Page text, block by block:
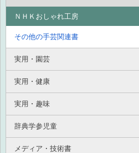
ＮＨＫおしゃれ工房
その他の手芸関連書
実用・園芸
実用・健康
実用・趣味
辞典学参児童
メディア・技術書